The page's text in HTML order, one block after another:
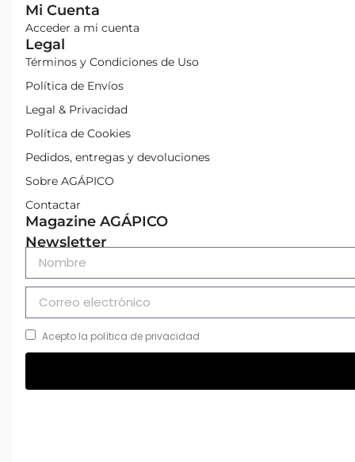
Mi Cuenta
Acceder a mi cuenta
Legal
Términos y Condiciones de Uso
Política de Envíos
Legal & Privacidad
Política de Cookies
Pedidos, entregas y devoluciones
Sobre AGÁPICO
Contactar
Magazine AGÁPICO
Newsletter
Acepto la política de privacidad